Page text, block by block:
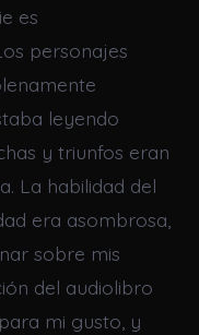
es
personajes
leyendo
y triunfos eran
La habilidad del
era asombrosa,
sobre mis
del audiolibro
mi gusto, y